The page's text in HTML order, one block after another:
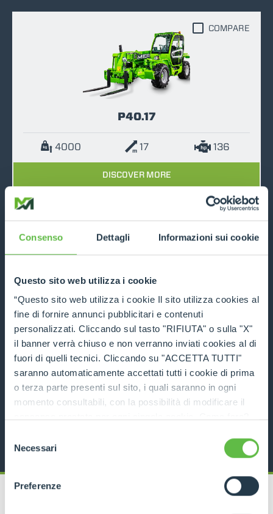
Consenso Dettagli Informazioni sui cookie
Questo sito web utilizza i cookie
“Questo sito web utilizza i cookie Il sito utilizza cookies al
fine di fornire annunci pubblicitari e contenuti
personalizzati. Cliccando sul tasto "RIFIUTA" o sulla "X"
il banner verrà chiuso e non verranno inviati cookies al di
fuori di quelli tecnici. Cliccando su "ACCETTA TUTTI"
saranno automaticamente accettati tutti i cookie di prima
o terza parte presenti sul sito, i quali saranno in ogni
momento consultabili, con la possibilità di modificare il
ogni pagina, selezionare "Modifichi il suo consenso" e
dell'informativa completa nel footer presente in ogni
pagina. Per esercitare i diritti riconosciuti all'interessato ai
delNecessari
Preferenze
P40.17
4000 17 136
DISCOVER MORE
COMPARE
P50.18
5000 18 136
DISCOVER MORE
TECHNICAL DATA